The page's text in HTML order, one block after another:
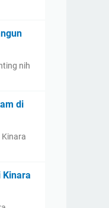
nih
di
Kinara